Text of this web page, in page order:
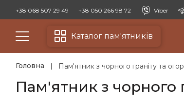
+38 068 507 29 49 +38 050 266 98 72 Viber
Каталог пам'ятників
Головна Пам'ятник з чорного граніту та
Пам'ятник з чорного